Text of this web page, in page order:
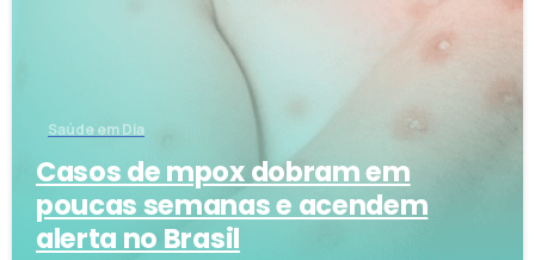
Saúde em Dia
Casos de mpox dobram em
poucas semanas e acendem
alerta no Brasil